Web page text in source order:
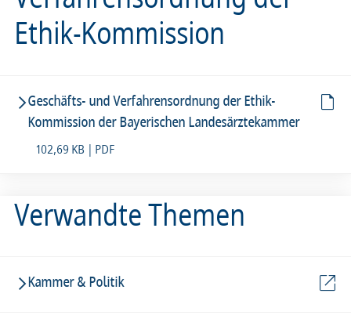
Ethik-Kommission
Geschäfts- und Verfahrensordnung der Ethik-
Kommission der Bayerischen Landesärztekammer
102,69 KB | PDF
Verwandte Themen
Kammer & Politik